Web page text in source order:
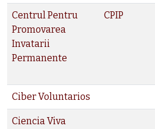
Centrul Pentru
Promovarea
Invatarii
Permanente
CPIP
Ciber Voluntarios
Ciencia Viva